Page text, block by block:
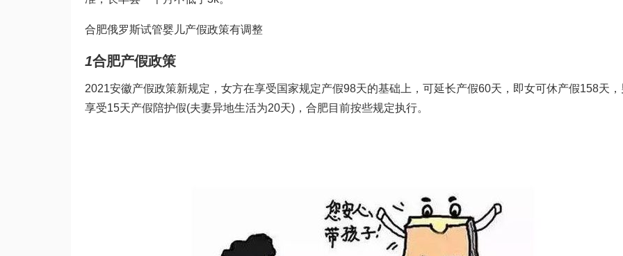
合肥俄罗斯试管婴儿产假政策有调整
1合肥产假政策
2021安徽产假政策新规定，女方在享受国家规定产假98天的基础上，可延长产假60天，即女可休产假158天
享受15天产假陪护假(夫妻异地生活为20天)，合肥目前按些规定执行。